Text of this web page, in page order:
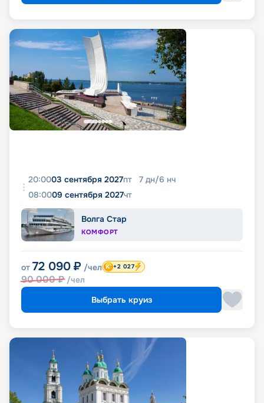
20:0003 сентября 2027пт 7 дн/6 нч
08:0009 сентября 2027чт
Волга Стар
КОМФОРТ
от 72 090 ₽ /чел
90 000₽ /чел
+2 027
Выбрать круиз